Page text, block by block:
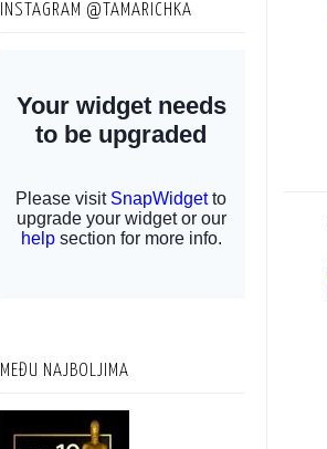
INSTAGRAM @TAMARICHKA
MEĐU NAJBOLJIMA